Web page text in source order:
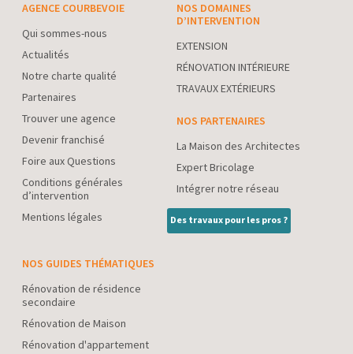
AGENCE COURBEVOIE
Qui sommes-nous
Actualités
Notre charte qualité
Partenaires
Trouver une agence
Devenir franchisé
Foire aux Questions
Conditions générales
d’intervention
Mentions légales
NOS DOMAINES
D’INTERVENTION
EXTENSION
RÉNOVATION INTÉRIEURE
TRAVAUX EXTÉRIEURS
NOS PARTENAIRES
La Maison des Architectes
Expert Bricolage
Intégrer notre réseau
Des travaux pour les pros ?
NOS GUIDES THÉMATIQUES
Rénovation de résidence
secondaire
Rénovation de Maison
Rénovation d'appartement